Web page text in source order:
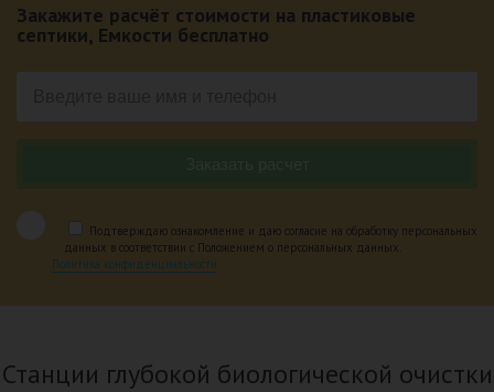
Закажите расчёт стоимости на пластиковые
септики, Емкости бесплатно
Подтверждаю ознакомление и даю согласие на обработку персональных
данных в соответствии с Положением о персональных данных.
Политика конфиденциальности
Станции глубокой биологической очистки